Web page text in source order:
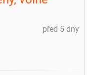
před 5 dny